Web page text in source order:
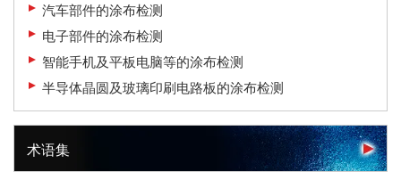
汽车部件的涂布检测
电子部件的涂布检测
智能手机及平板电脑等的涂布检测
半导体晶圆及玻璃印刷电路板的涂布检测
术语集